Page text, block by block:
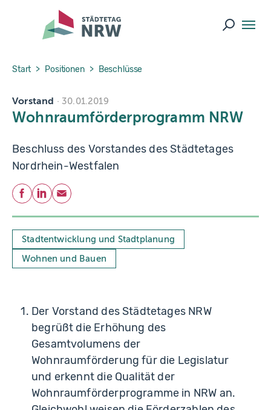
Skip to main navigation
Skip to main content
Skip to page footer
Suche
You are here:
Start Positionen Beschlüsse
Vorstand 30.01.2019
Wohnraumförderprogramm NRW
Beschluss des Vorstandes des Städtetages
Nordrhein-Westfalen
Teilen
Facebook
LinkedIn
E-Mail
Stadtentwicklung und Stadtplanung
Wohnen und Bauen
Der Vorstand des Städtetages NRW
begrüßt die Erhöhung des
Gesamtvolumens der
Wohnraumförderung für die Legislatur
und erkennt die Qualität der
Wohnraumförderprogramme in NRW an.